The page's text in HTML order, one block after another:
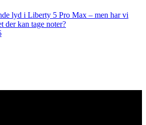
lyd i Liberty 5 Pro Max – men har vi
der kan tage noter?